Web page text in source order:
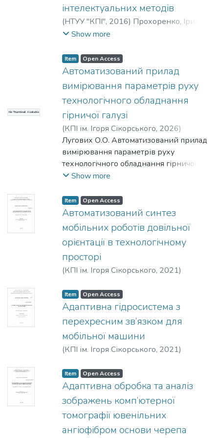
інтелектуальних методів
(НТУУ "КПІ", 2016) Прохоренко, Ірина
Володимирівна
авіаційний університет
Show more
No Thumbnail Available
Item Open Access
Автоматизований прилад
вимірювання параметрів руху
технологічного обладнання
гірничої галузі
(КПІ ім. Ігоря Сікорського, 2026)
Лугових, Оксана Олександрівна ;
Подчашинський, Юрій Олександрович
Лугових О.О. Автоматизований прилад
вимірювання параметрів руху
технологічного обладнання гірничої
галузі. – Кваліфікаційна наукова праця
здобуття наукового ступеня кандидата
технічних наук за спеціальністю
05.11.01 – Прилади та методи
вимірювання механічних величин. –
Державний університет «Житомирська
політехніка», Житомир, 2026. У
дисертації розроблено
вимірювання параметрів руху
технологічного обладнання гірничої
галузі за його відеозображеннями. Цей
прилад маєпідвищену точність і
швидкодію, розширені функціональні
можливості в порівнянні з існуючими
два вимірювальні канали, в яких
визначаються: поточні координати
об’єктів вимірювань (технологічного
обладнання каменедобувних та
каменеобробних підприємств) за їх
відеозображеннями; прискорення цих
Show more
Item Open Access
Автоматизований синтез
мобільних роботів довільної
орієнтації в технологічному
просторі
(КПІ ім. Ігоря Сікорського, 2021)
Item Open Access
Адаптивна гідросистема з
перехресним зв’язком для
мобільної машини
(КПІ ім. Ігоря Сікорського, 2021)
Item Open Access
Адаптивна обробка та аналіз
зображень комп’ютерної
томографії ювенільних
ангіофібром основи черепа